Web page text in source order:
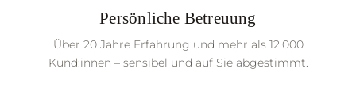
Persönliche Betreuung
Über 20 Jahre Erfahrung und mehr als 12.000
Kund:innen – sensibel und auf Sie abgestimmt.